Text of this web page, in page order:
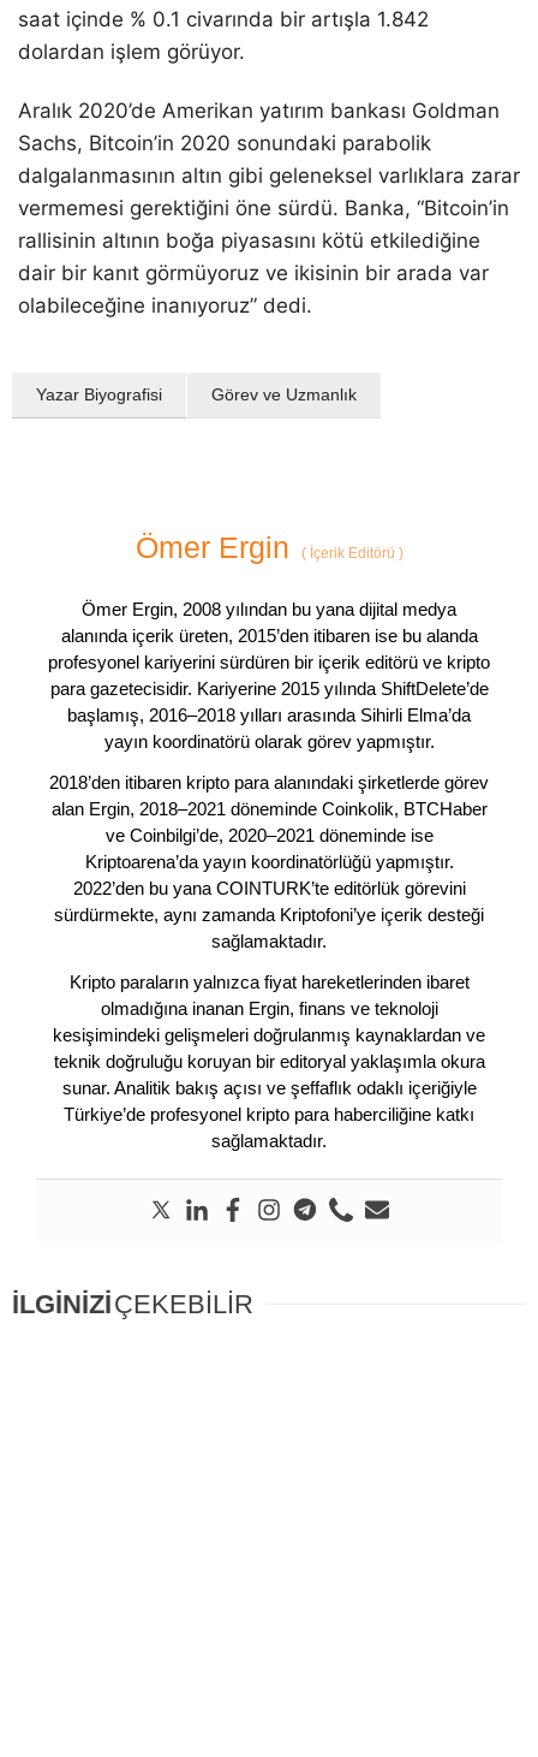
saat içinde % 0.1 civarında bir artışla 1.842
dolardan işlem görüyor.
Aralık 2020’de Amerikan yatırım bankası Goldman
Sachs, Bitcoin’in 2020 sonundaki parabolik
dalgalanmasının altın gibi geleneksel varlıklara zarar
vermemesi gerektiğini öne sürdü. Banka, “Bitcoin’in
rallisinin altının boğa piyasasını kötü etkilediğine
dair bir kanıt görmüyoruz ve ikisinin bir arada var
olabileceğine inanıyoruz” dedi.
Yazar Biyografisi Görev ve Uzmanlık
Ömer Ergin (İçerik Editörü )
Ömer Ergin, 2008 yılından bu yana dijital medya
alanında içerik üreten, 2015’den itibaren ise bu alanda
profesyonel kariyerini sürdüren bir içerik editörü ve kripto
para gazetecisidir. Kariyerine 2015 yılında ShiftDelete’de
başlamış, 2016–2018 yılları arasında Sihirli Elma’da
yayın koordinatörü olarak görev yapmıştır.
2018’den itibaren kripto para alanındaki şirketlerde görev
alan Ergin, 2018–2021 döneminde Coinkolik, BTCHaber
ve Coinbilgi’de, 2020–2021 döneminde ise
Kriptoarena’da yayın koordinatörlüğü yapmıştır.
2022’den bu yana COINTURK’te editörlük görevini
sürdürmekte, aynı zamanda Kriptofoni’ye içerik desteği
sağlamaktadır.
Kripto paraların yalnızca fiyat hareketlerinden ibaret
olmadığına inanan Ergin, finans ve teknoloji
kesişimindeki gelişmeleri doğrulanmış kaynaklardan ve
teknik doğruluğu koruyan bir editoryal yaklaşımla okura
sunar. Analitik bakış açısı ve şeffaflık odaklı içeriğiyle
Türkiye’de profesyonel kripto para haberciliğine katkı
sağlamaktadır.
İLGİNİZİÇEKEBİLİR